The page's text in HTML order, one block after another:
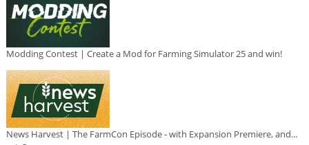
Modding Contest | Create a Mod for Farming Simulator 25 and win!
News Harvest | The FarmCon Episode - with Expansion Premiere, and...